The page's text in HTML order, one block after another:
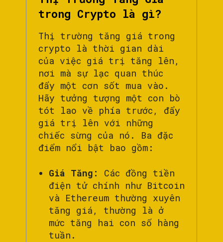
trong Crypto là gì?
Thị trường tăng giá trong
crypto là thời gian dài
của việc giá trị tăng lên,
nơi mà sự lạc quan thúc
đẩy một cơn sốt mua vào.
Hãy tưởng tượng một con bò
tót lao về phía trước, đẩy
giá trị lên với những
chiếc sừng của nó. Ba đặc
điểm nổi bật bao gồm:
Giá Tăng:
Các đồng tiền
điện tử chính như Bitcoin
và Ethereum thường xuyên
tăng giá, thường là ở
mức tăng hai con số hàng
tuần.